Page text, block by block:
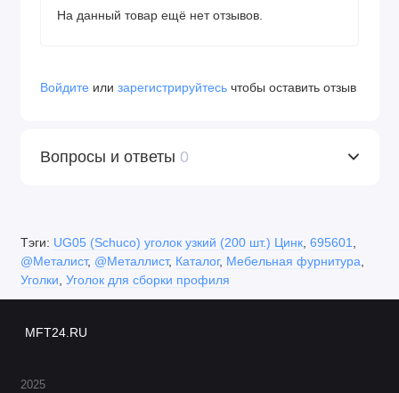
На данный товар ещё нет отзывов.
Войдите или зарегистрируйтесь чтобы оставить отзыв
Вопросы и ответы 0
Тэги: UG05 (Schuco) уголок узкий (200 шт.) Цинк, 695601
@Металист, @Металлист, Каталог, Мебельная фурнитура
Уголки Уголок для сборки профиля
MFT24.RU
2025